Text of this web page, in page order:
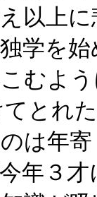
以上に
学を
むよ
とれ
は年
年３才